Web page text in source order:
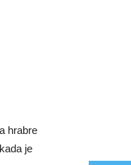
hrabre
je